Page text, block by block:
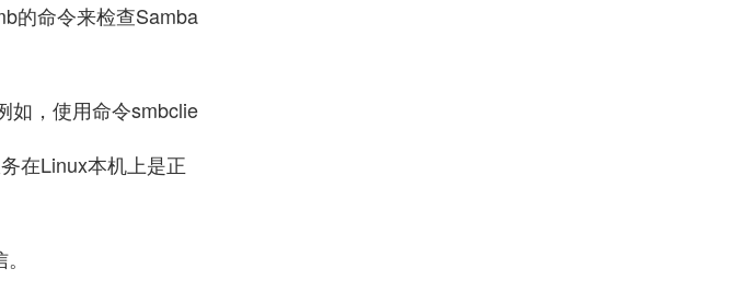
的命令来检查Samba
如，使用命令smbclie
在Linux本机上是正